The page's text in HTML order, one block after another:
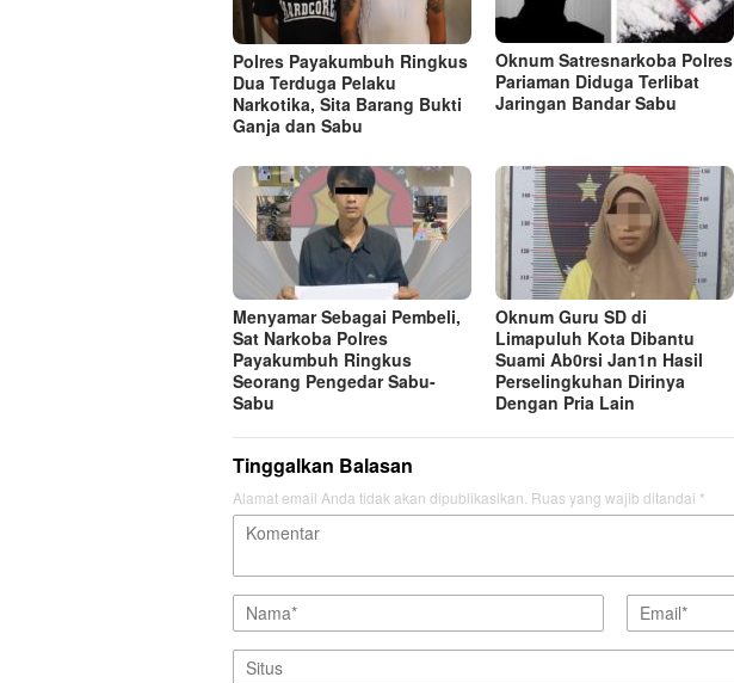
Polres Payakumbuh Ringkus
Dua Terduga Pelaku
Narkotika, Sita Barang Bukti
Ganja dan Sabu
Oknum Satresnarkoba Polres
Pariaman Diduga Terlibat
Jaringan Bandar Sabu
Menyamar Sebagai Pembeli,
Sat Narkoba Polres
Payakumbuh Ringkus
Seorang Pengedar Sabu-
Sabu
Oknum Guru SD di
Limapuluh Kota Dibantu
Suami Ab0rsi Jan1n Hasil
Perselingkuhan Dirinya
Dengan Pria Lain
Tinggalkan Balasan
Alamat email Anda tidak akan dipublikasikan. Ruas yang wajib ditandai *